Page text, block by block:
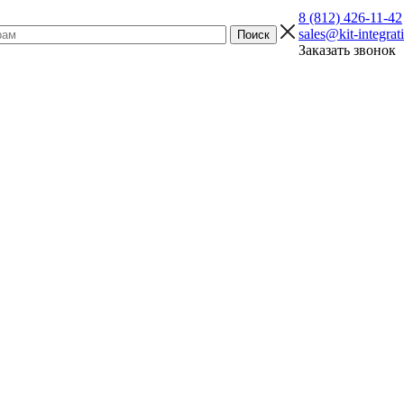
8 (812) 426-11-42
sales@kit-
Заказать звонок